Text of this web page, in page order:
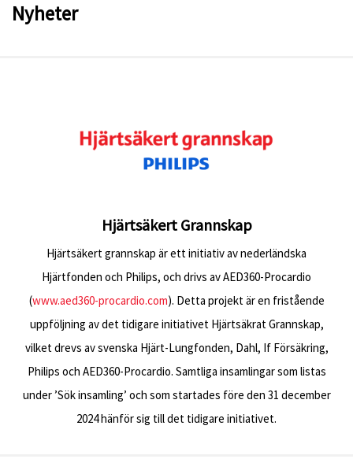
Nyheter
Hjärtsäkert Grannskap
Hjärtsäkert grannskap är ett initiativ av nederländska
Hjärtfonden och Philips, och drivs av AED360-Procardio
(www.aed360-procardio.com). Detta projekt är en fristående
uppföljning av det tidigare initiativet Hjärtsäkrat Grannskap,
vilket drevs av svenska Hjärt-Lungfonden, Dahl, If Försäkring,
Philips och AED360-Procardio. Samtliga insamlingar som listas
under ’Sök insamling’ och som startades före den 31 december
2024 hänför sig till det tidigare initiativet.